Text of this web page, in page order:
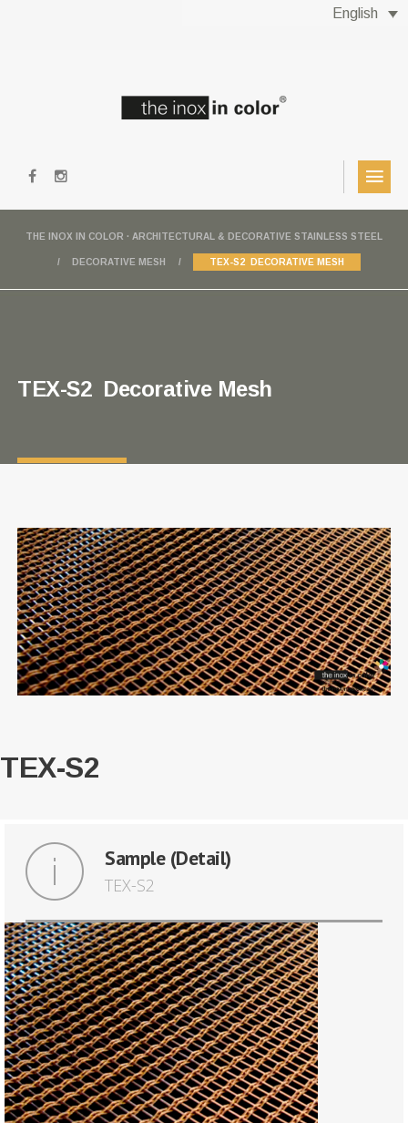
English
THE INOX IN COLOR · ARCHITECTURAL & DECORATIVE STAINLESS STEEL
DECORATIVE MESH TEX-S2 DECORATIVE MESH
TEX-S2 Decorative Mesh
TEX-S2
Sample (Detail)
TEX-S2